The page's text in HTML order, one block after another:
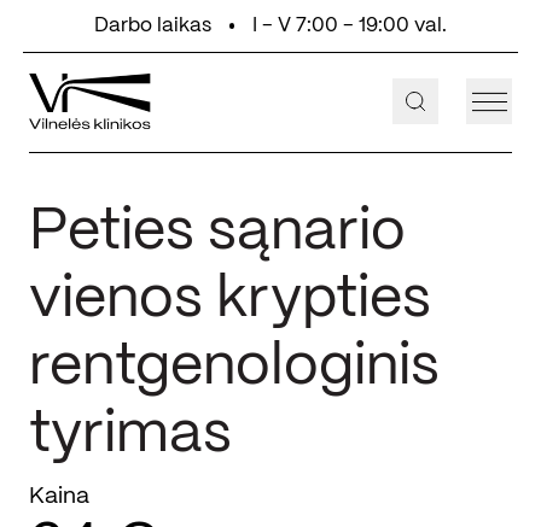
Eiti prie turinioDarbo laikas I - V 7:00 - 19:00 val.
+370 647 55 000
Peties sąnario
vienos krypties
rentgenologinis
tyrimas
Kaina